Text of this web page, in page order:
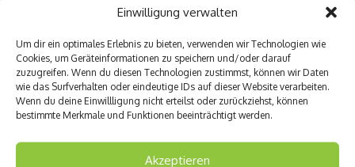
Einwilligung verwalten
Um dir ein optimales Erlebnis zu bieten, verwenden wir Technologien wie
Cookies, um Geräteinformationen zu speichern und/oder darauf
zuzugreifen. Wenn du diesen Technologien zustimmst, können wir Daten
wie das Surfverhalten oder eindeutige IDs auf dieser Website verarbeiten.
Wenn du deine Einwillligung nicht erteilst oder zurückziehst, können
bestimmte Merkmale und Funktionen beeinträchtigt werden.
Akzeptieren
Ähnliche Beiträge